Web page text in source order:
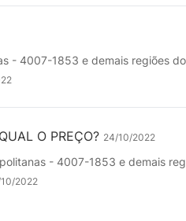
- 4007-1853 e demais regiões
O PREÇO? 24/10/2022
- 4007-1853 e demais
2022